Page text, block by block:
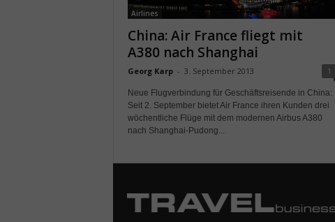
Airlines
China: Air France fliegt mit
A380 nach Shanghai
Georg Karp - 3. September 2013 1
Neue Flugverbindung für Geschäftsreisende in China:
Seit 2. September bietet Air France ihren Kunden drei
wöchentliche Flüge mit dem modernen Airbus A380
nach Shanghai-Pudong...